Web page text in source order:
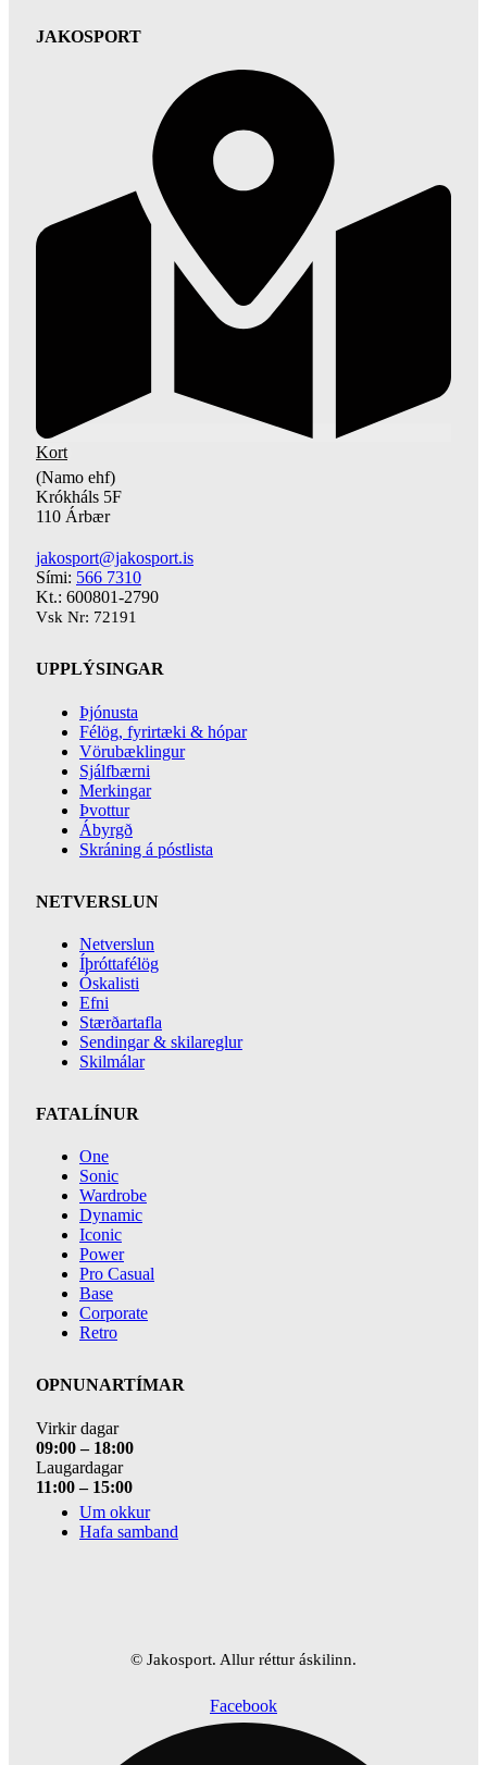
JAKOSPORT
Kort
(Namo ehf)
Krókháls 5F
110 Árbær
jakosport@jakosport.is
Sími: 566 7310
Kt.: 600801-2790
Vsk Nr: 72191
UPPLÝSINGAR
Þjónusta
Félög, fyrirtæki & hópar
Vörubæklingur
Sjálfbærni
Merkingar
Þvottur
Ábyrgð
Skráning á póstlista
NETVERSLUN
Netverslun
Íþróttafélög
Óskalisti
Efni
Stærðartafla
Sendingar & skilareglur
Skilmálar
FATALÍNUR
One
Sonic
Wardrobe
Dynamic
Iconic
Power
Pro Casual
Base
Corporate
Retro
OPNUNARTÍMAR
Virkir dagar
09:00 – 18:00
Laugardagar
11:00 – 15:00
Um okkur
Hafa samband
© Jakosport. Allur réttur áskilinn.
Facebook